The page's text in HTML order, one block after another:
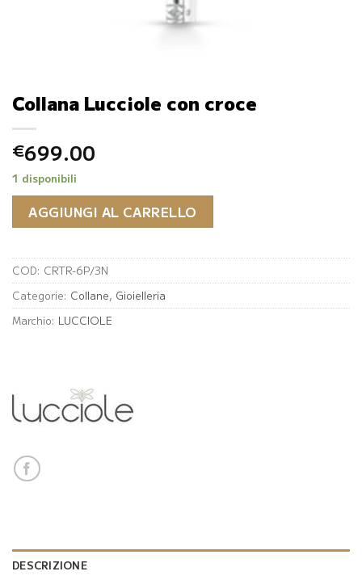
Collana Lucciole con croce
€699.00
1 disponibili
AGGIUNGI AL CARRELLO
COD: CRTR-6P/3N
Categorie: Collane, Gioielleria
Marchio: LUCCIOLE
DESCRIZIONE